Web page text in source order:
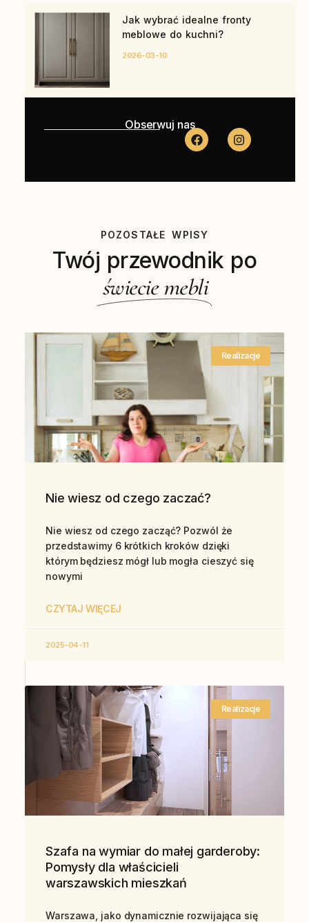
Jak wybrać idealne fronty
meblowe do kuchni?
2026-03-10
Obserwuj nas
POZOSTAŁE WPISY
Twój przewodnik po
świecie mebli
Realizacje
Nie wiesz od czego zaczać?
Nie wiesz od czego zacząć? Pozwól że
przedstawimy 6 krótkich kroków dzięki
którym będziesz mógł lub mogła cieszyć się
nowymi
CZYTAJ WIĘCEJ
2025-04-11
Realizacje
Szafa na wymiar do małej garderoby:
Pomysły dla właścicieli
warszawskich mieszkań
Warszawa, jako dynamicznie rozwijająca się